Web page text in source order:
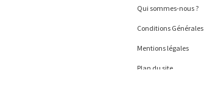
Qui sommes-nous ?
Conditions Générales
Mentions légales
Plan du site